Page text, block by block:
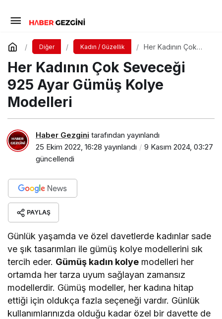
Diğer Kadın / Güzellik
Her Kadının Çok
Gümüş Kolye
Modelleri
Her Kadının Çok Seveceği
925 Ayar Gümüş Kolye
Modelleri
Haber Gezgini tarafından yayınlandı
25 Ekim 2022, 16:28 yayınlandı
9 Kasım 2024, 03:27
güncellendi
PAYLAŞ
Günlük yaşamda ve özel davetlerde kadınlar sade
ve şık tasarımları ile gümüş kolye modellerini sık
tercih eder. Gümüş kadın kolye modelleri her
ortamda her tarza uyum sağlayan zamansız
modellerdir. Gümüş modeller, her kadına hitap
ettiği için oldukça fazla seçeneği vardır. Günlük
kullanımlarınızda olduğu kadar özel bir davette de